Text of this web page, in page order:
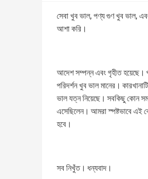
সেবা খুব ভাল, পণ্য গুণ খুব ভাল,
আশা করি।
আদেশ সম্পন্ন এবং গৃহীত হয়েছে।
পরিদর্শন খুব ভাল মানের।
ভাল যত্ন নিয়েছে। সবকিছু কোন
এসেছিলেন। আমরা স্পষ্টভাবে এই
হবে।
সব নিখুঁত। ধন্যবাদ।